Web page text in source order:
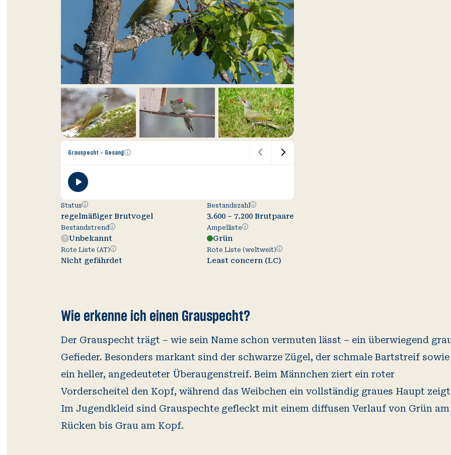
Grauspecht - GesangZusätzliche
StatusStatus
regelmäßiger Brutvogel
BestandstrendBestandstrend
Unbekannt
Rote Liste (AT)Rote
Liste
(AT)
Nicht gefährdet
BestandszahlBestandszahl
3.600 – 7.200 Brutpaare
AmpellisteAmpelliste
Grün
Rote Liste (weltweit)Rote
Liste
(weltweit)
Least concern (LC)
Wie erkenne ich einen Grauspecht?
Der Grauspecht trägt – wie sein Name schon vermuten lässt – ein überwiegend
Gefieder. Besonders markant sind der schwarze Zügel, der schmale Bartstreif sowie
ein heller, angedeuteter Überaugenstreif. Beim Männchen ziert ein roter
Vorderscheitel den Kopf, während das Weibchen ein vollständig graues Haupt
Im Jugendkleid sind Grauspechte gefleckt mit einem diffusen Verlauf von Grün am
Rücken bis Grau am Kopf.